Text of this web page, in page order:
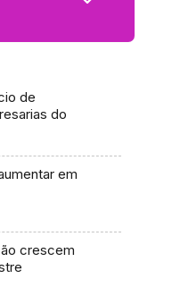
de
do
em
crescem